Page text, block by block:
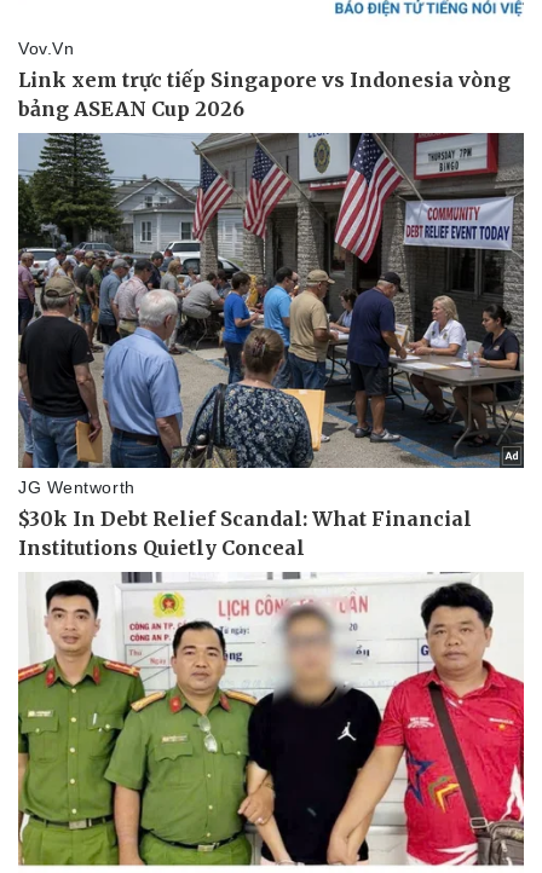
Doanh nghiệp
Thông tin doanh nghiệp
Doanh nghiệp 24h
Doanh nhân
Vì cộng đồng
Sành điệu
Tin Công nghệ
Trải nghiệm
Chuyển đổi số